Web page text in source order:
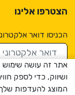
האב-טיפוס שלנו.
נבנה
בנוי עם רגלי
מגומי ליציבות
הצטרפו אלינו
הכניסו דואר
דואר אלקטרוני
ושיווק, כדי לספק